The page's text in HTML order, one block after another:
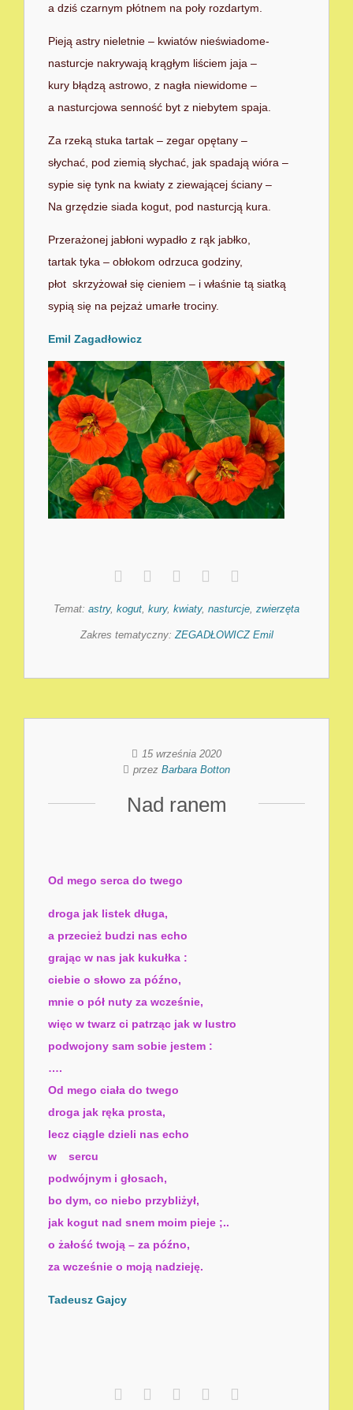
a dziś czarnym płótnem na poły rozdartym.
Pieją astry nieletnie – kwiatów nieświadome-
nasturcje nakrywają krągłym liściem jaja –
kury błądzą astrowo, z nagła niewidome –
a nasturcjowa senność byt z niebytem spaja.
Za rzeką stuka tartak – zegar opętany –
słychać, pod ziemią słychać, jak spadają wióra –
sypie się tynk na kwiaty z ziewającej ściany –
Na grzędzie siada kogut, pod nasturcją kura.
Przerażonej jabłoni wypadło z rąk jabłko,
tartak tyka – obłokom odrzuca godziny,
płot skrzyżował się cieniem – i właśnie tą siatką
sypią się na pejzaż umarłe trociny.
Emil Zagadłowicz
Temat: astry, kogut kury, kwiaty, nasturcje zwierzęta
Zakres tematyczny: ZEGADŁOWICZ Emil
15 września 2020
przez Barbara Botton
Nad ranem
Od mego serca do twego
droga jak listek długa,
a przecież budzi nas echo
grając w nas jak kukułka :
ciebie o słowo za późno,
mnie o pół nuty za wcześnie,
więc w twarz ci patrząc jak w lustro
podwojony sam sobie jestem :
….
Od mego ciała do twego
droga jak ręka prosta,
lecz ciągle dzieli nas echo
w sercu
podwójnym i głosach,
bo dym, co niebo przybliżył,
jak kogut nad snem moim pieje ;..
o żałość twoją – za późno,
za wcześnie o moją nadzieję.
Tadeusz Gajcy